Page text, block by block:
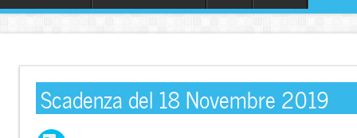
Scadenza del 18 Novembre 2019